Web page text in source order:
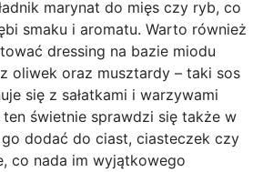
marynat do mięs czy ryb, co
smaku i aromatu. Warto również
dressing na bazie miodu
oliwek oraz musztardy – taki sos
się z sałatkami i warzywami
świetnie sprawdzi się także w
dodać do ciast, ciasteczek czy
co nada im wyjątkowego